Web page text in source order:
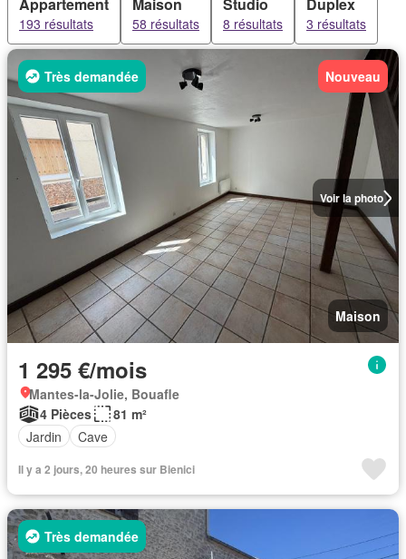
193 résultats 58 résultats 8 résultats 3 résultats
Voir la photo
Très demandée Nouveau
Maison
1 295 €/mois
Mantes-la-Jolie, Bouafle
4 Pièces
81 m²
Jardin
Cave
Il y a 2 jours, 20 heures sur Bienici
Très demandée